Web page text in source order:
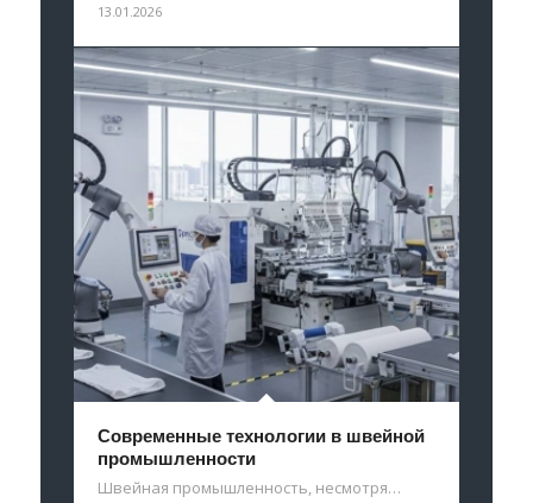
13.01.2026
Современные технологии в швейной
промышленности
Швейная промышленность, несмотря…